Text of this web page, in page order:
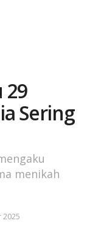
29
Sering
menikah